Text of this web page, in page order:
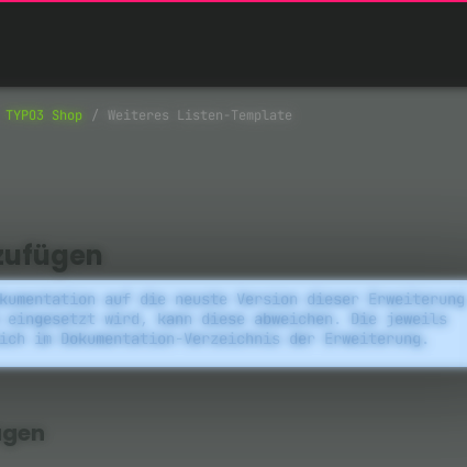
TYPO3 Shop Weiteres Listen-Template
auf die neuste Version dieser Erweiterung
wird, kann diese abweichen. Die jeweils
im Dokumentation-Verzeichnis der Erweiterung.